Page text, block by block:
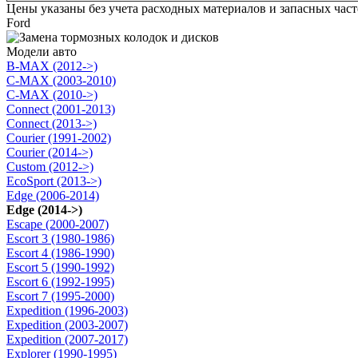
Цены указаны без учета расходных материалов и запасных
Ford
Модели авто
B-MAX (2012->)
C-MAX (2003-2010)
C-MAX (2010->)
Connect (2001-2013)
Connect (2013->)
Courier (1991-2002)
Courier (2014->)
Custom (2012->)
EcoSport (2013->)
Edge (2006-2014)
Edge (2014->)
Escape (2000-2007)
Escort 3 (1980-1986)
Escort 4 (1986-1990)
Escort 5 (1990-1992)
Escort 6 (1992-1995)
Escort 7 (1995-2000)
Expedition (1996-2003)
Expedition (2003-2007)
Expedition (2007-2017)
Explorer (1990-1995)